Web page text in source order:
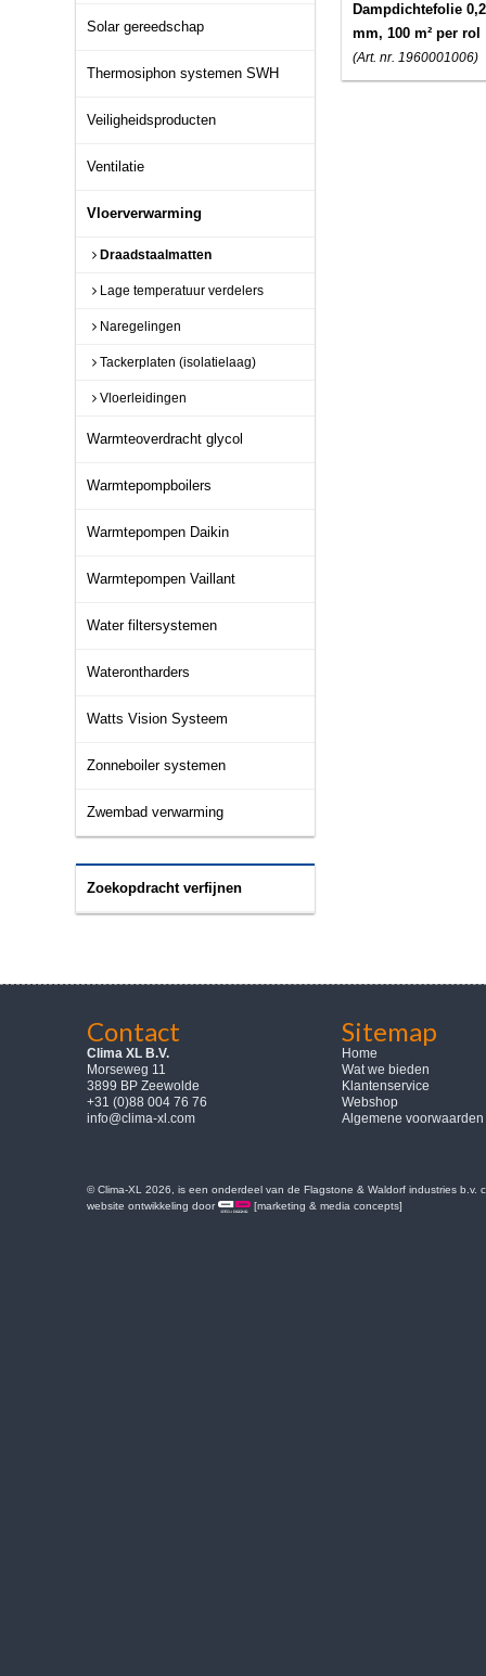
Solar gereedschap
Thermosiphon systemen SWH
Veiligheidsproducten
Ventilatie
Vloerverwarming
Draadstaalmatten
Lage temperatuur verdelers
Naregelingen
Tackerplaten (isolatielaag)
Vloerleidingen
Warmteoverdracht glycol
Warmtepompboilers
Warmtepompen Daikin
Warmtepompen Vaillant
Water filtersystemen
Waterontharders
Watts Vision Systeem
Zonneboiler systemen
Zwembad verwarming
Zoekopdracht verfijnen
Dampdichtefolie 0,2
mm, 100 m² per rol
(Art. nr. 1960001006)
Contact
Clima XL B.V.
Morseweg 11
3899 BP Zeewolde
+31 (0)88 004 76 76
info@clima-xl.com
Sitemap
Home
Wat we bieden
Klantenservice
Webshop
Algemene voorwaarden
© Clima-XL 2026, is een onderdeel van de Flagstone & Waldorf industries b.v.
website ontwikkeling door
[marketing & media concepts]